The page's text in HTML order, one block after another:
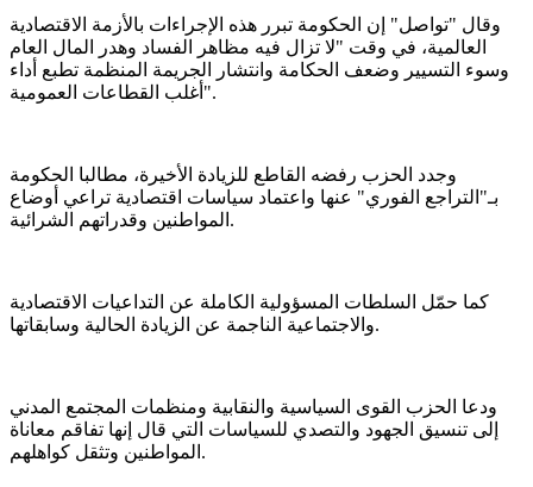
وقال "تواصل" إن الحكومة تبرر هذه الإجراءات بالأزمة الاقتصادية
العالمية، في وقت "لا تزال فيه مظاهر الفساد وهدر المال العام
وسوء التسيير وضعف الحكامة وانتشار الجريمة المنظمة تطبع أداء
أغلب القطاعات العمومية".
وجدد الحزب رفضه القاطع للزيادة الأخيرة، مطالبا الحكومة
بـ"التراجع الفوري" عنها واعتماد سياسات اقتصادية تراعي أوضاع
المواطنين وقدراتهم الشرائية.
كما حمّل السلطات المسؤولية الكاملة عن التداعيات الاقتصادية
والاجتماعية الناجمة عن الزيادة الحالية وسابقاتها.
ودعا الحزب القوى السياسية والنقابية ومنظمات المجتمع المدني
إلى تنسيق الجهود والتصدي للسياسات التي قال إنها تفاقم معاناة
المواطنين وتثقل كواهلهم.